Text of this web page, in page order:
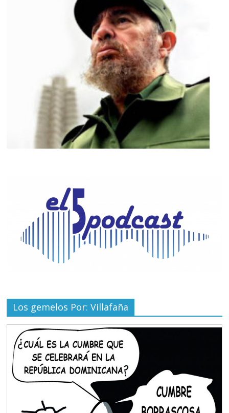
Los gemelos Por: Villafaña